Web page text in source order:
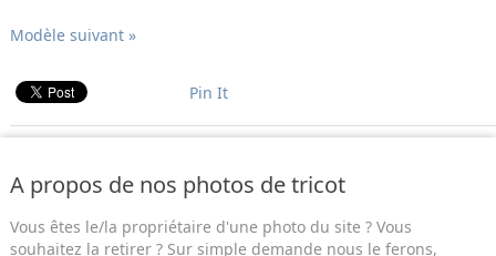
Modèle suivant »
Pin It
A propos de nos photos de tricot
Vous êtes le/la propriétaire d'une photo du site ? Vous
souhaitez la retirer ? Sur simple demande nous le ferons,